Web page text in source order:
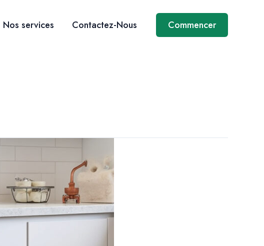
Nos services Contactez-Nous Commencer